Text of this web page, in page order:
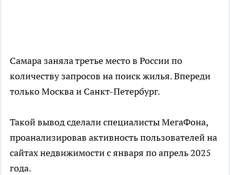
Самара заняла третье место в России по
количеству запросов на поиск жилья. Впереди
только Москва и Санкт-Петербург.
Такой вывод сделали специалисты МегаФона,
проанализировав активность пользователей на
сайтах недвижимости с января по апрель 2025
года.